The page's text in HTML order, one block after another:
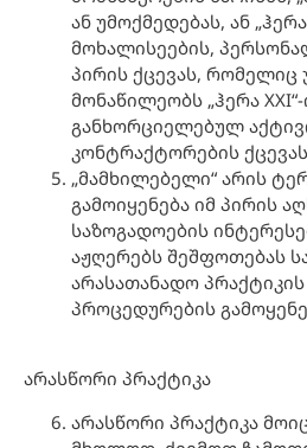
ან უმოქმედებას, ან „ჰერა
მოხალისეების,
პირის ქცევას,
მონაწილეობს „ჰერა
განხორციელებულ
კონტრაქტორების
„მამხილებელი“ არის
გამოიყენება იმ პირის
საზოგადოების
აჟღერებს შეშფოთებას
არასათანადო პრაქტიკის
პროცედურების
არასწორი პრაქტიკა
არასწორი პრაქტიკა